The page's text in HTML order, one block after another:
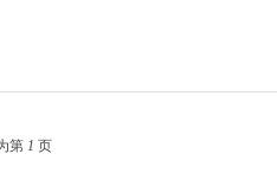
第 1 页